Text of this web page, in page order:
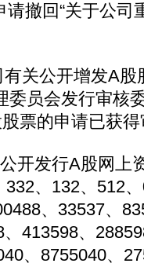
撤回“关于公司
公开增发A股
委员会发行审核
票的申请已获
发行A股网上
、132、512
、33537、
413598、
、8755040、